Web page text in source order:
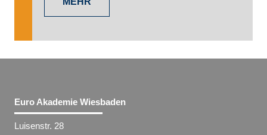
Euro Akademie Wiesbaden
Luisenstr. 28